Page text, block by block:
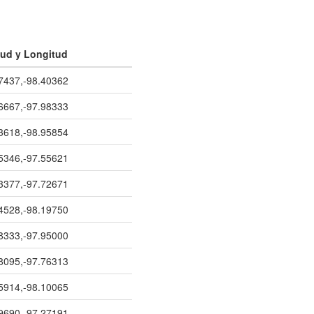
y Longitud
98.40362
97.98333
98.95854
97.55621
97.72671
98.19750
97.95000
97.76313
98.10065